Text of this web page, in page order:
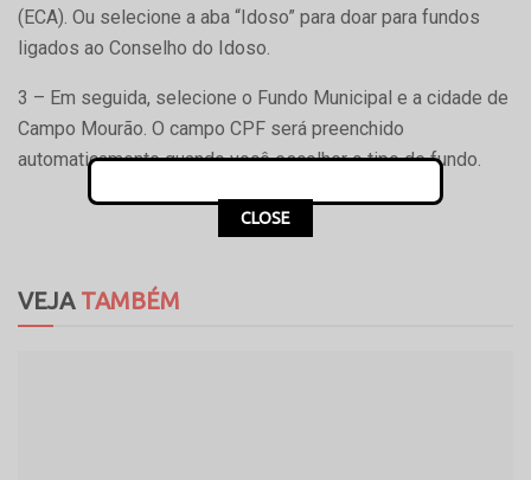
(ECA). Ou selecione a aba “Idoso” para doar para fundos
ligados ao Conselho do Idoso.
3 – Em seguida, selecione o Fundo Municipal e a cidade de
Campo Mourão. O campo CPF será preenchido
automaticamente quando você escolher o tipo de fundo.
VEJATAMBÉM
CLOSE